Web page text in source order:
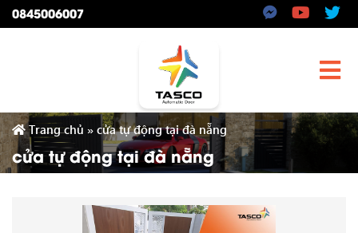
0845006007
Trang chủ » cửa tự động tại đà nẵng
cửa tự động tại đà nẵng